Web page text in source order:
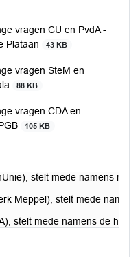
vragen CU en PvdA -
Plataan
43 KB
vragen SteM en
88 KB
vragen CDA en
105 KB
stelt mede namens
Meppel), stelt mede
stelt mede namens de